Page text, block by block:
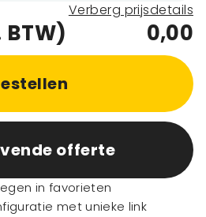
Verberg prijsdetails
0,00
offerte
in favorieten
met unieke link